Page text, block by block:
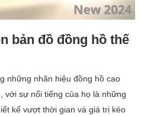
bản đồ đồng hồ thế
những nhãn hiệu đồng hồ cao
với sự nổi tiếng của họ là những
kế vượt thời gian và giá trị kéo